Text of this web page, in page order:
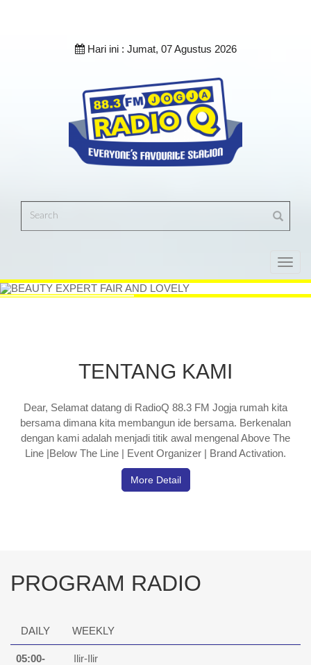
Hari ini : Jumat, 07 Agustus 2026
TENTANG KAMI
Dear, Selamat datang di RadioQ 88.3 FM Jogja rumah kita
bersama dimana kita membangun ide bersama. Berkenalan
dengan kami adalah menjadi titik awal mengenal Above The
Line |Below The Line | Event Organizer | Brand Activation.
More Detail
PROGRAM RADIO
DAILY WEEKLY
05:00-
Ilir-Ilir